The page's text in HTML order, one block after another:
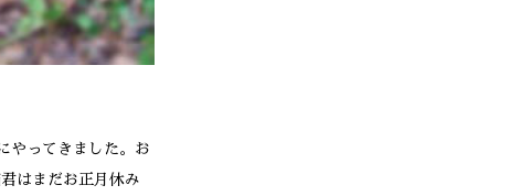
やってきました。お
はまだお正月休み